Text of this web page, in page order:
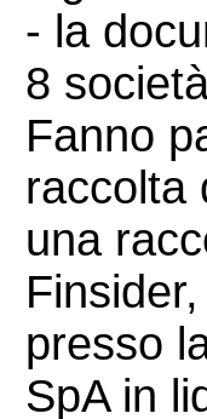
- la
8
Fanno
raccolta
una
presso
SpA in